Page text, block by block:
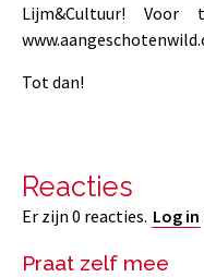
Lijm&Cultuur!
Tot dan!
Reacties
Er zijn 0 reacties. Log in
Praat zelf mee